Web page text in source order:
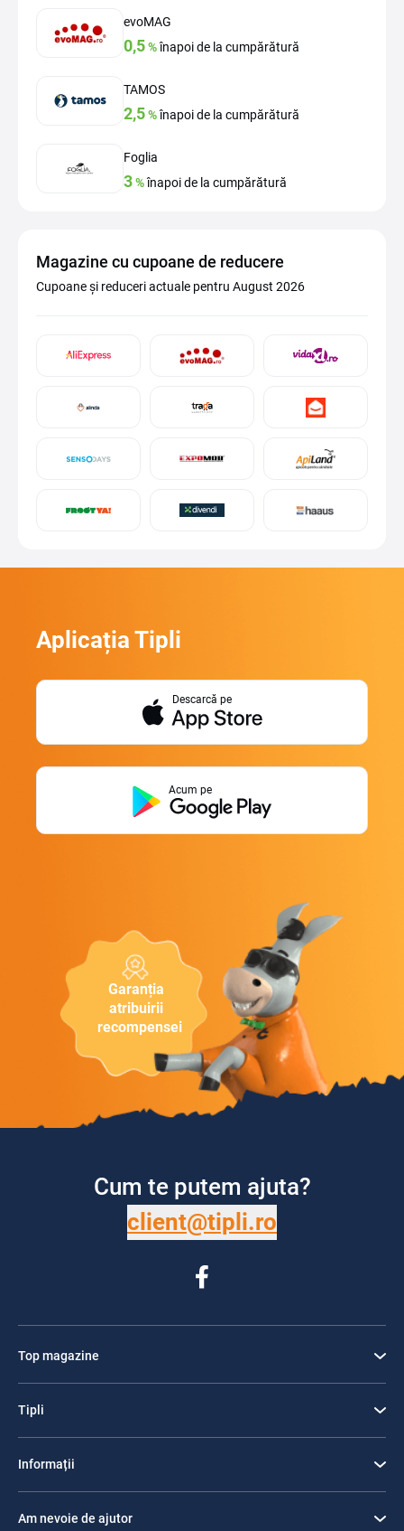
evoMAG
0,5%înapoi de la cumpărătură
TAMOS
2,5%înapoi de la cumpărătură
Foglia
3%înapoi de la cumpărătură
Magazine cu cupoane de reducere
Cupoane și reduceri actuale pentru August 2026
Garanția
atribuirii
recompensei
Aplicația Tipli
Descarcă pe
Acum pe
Cum te putem ajuta?
client@tipli.ro
Top magazine
Tipli
Informații
Am nevoie de ajutor